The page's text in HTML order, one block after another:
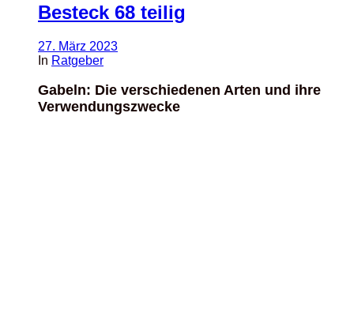
Besteck 68 teilig
27. März 2023
In Ratgeber
Gabeln: Die verschiedenen Arten und ihre
Verwendungszwecke